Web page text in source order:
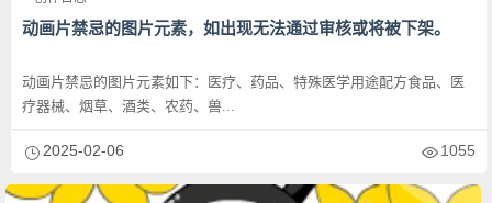
动画片禁忌的图片元素，如出现无法通过审核或将被下架。
动画片禁忌的图片元素如下：医疗、药品、特殊医学用途配方食品、医
疗器械、烟草、酒类、农药、兽...
2025-02-06 1055